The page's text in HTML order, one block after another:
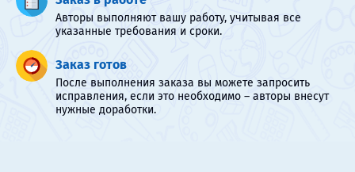
Авторы выполняют вашу работу, учитывая все
указанные требования и сроки.
Заказ готов
После выполнения заказа вы можете запросить
исправления, если это необходимо – авторы внесут
нужные доработки.